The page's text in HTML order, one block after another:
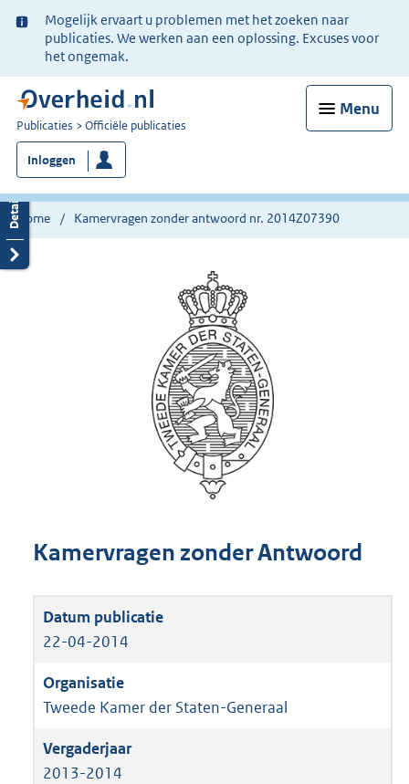
Ter
informatie:
Mogelijk ervaart u problemen met het zoeken naar
publicaties. We werken aan een oplossing. Excuses voor
het ongemak.
Menu
U
bent
nu
hier:
Publicaties Officiële publicaties
Inloggen
Home Kamervragen zonder antwoord nr. 2014Z07390
Kamervragen zonder Antwoord
22-04-2014
Tweede Kamer der Staten-Generaal
2013-2014